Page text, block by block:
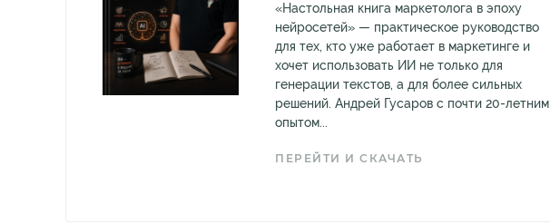
«Настольная книга маркетолога в эпоху
нейросетей» — практическое руководство
для тех, кто уже работает в маркетинге и
хочет использовать ИИ не только для
генерации текстов, а для более сильных
решений. Андрей Гусаров с почти 20-летним
опытом...
ПЕРЕЙТИ И СКАЧАТЬ